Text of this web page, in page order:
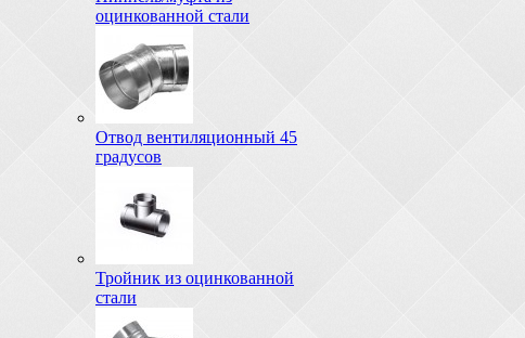
оцинкованной стали
Отвод вентиляционный 45
градусов
Тройник из оцинкованной
стали